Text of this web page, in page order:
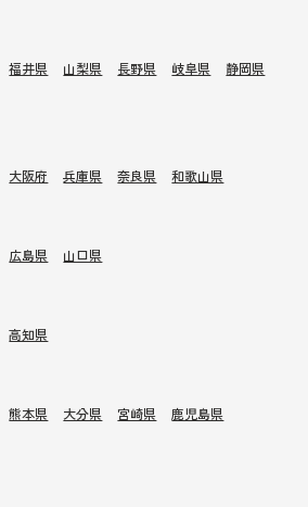
福井県 山梨県 長野県 岐阜県
静岡県
大阪府 兵庫県 奈良県 和歌山県
広島県 山口県
高知県
熊本県 大分県 宮崎県
鹿児島県